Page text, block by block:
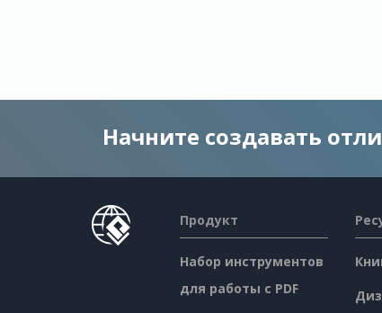
Начните создавать
Продукт
Набор инструментов
для работы с PDF